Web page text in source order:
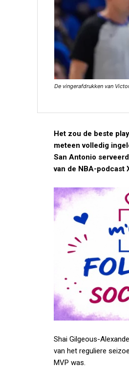
De vingerafdrukken van
Het zou de beste
meteen volledig
San Antonio
van de NBA-podcast
Shai Gilgeous-
van het reguliere
MVP was.